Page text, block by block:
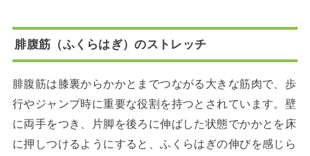
腓腹筋（ふくらはぎ）のストレッチ
腓腹筋は膝裏からかかとまでつながる大きな筋肉で、歩
行やジャンプ時に重要な役割を持つとされています。壁
に両手をつき、片脚を後ろに伸ばした状態でかかとを床
に押しつけるようにすると、ふくらはぎの伸びを感じら